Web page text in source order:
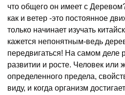
что общего он имеет с
как и ветер -это постоянное
только начинает изучать
кажется непонятным-ведь
передвигаться! На самом деле
развитии и росте. Человек или
определенного предела,
виду, и когда организм